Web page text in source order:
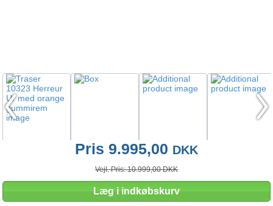
Pris 9.995,00 DKK
Vejl. Pris: 10.999,00 DKK
Læg i indkøbskurv